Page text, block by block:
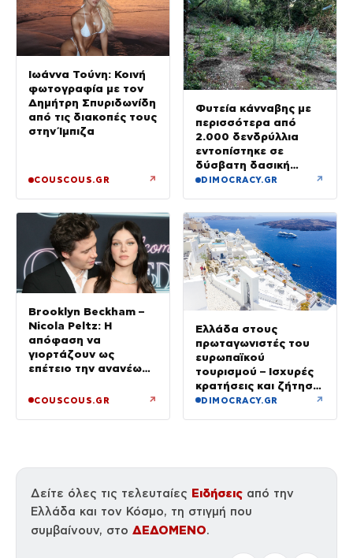
Ιωάννα Τούνη: Κοινή
φωτογραφία με τον
Δημήτρη Σπυριδωνίδη
από τις διακοπές τους
στην Ίμπιζα
COUSCOUS.GR ↗
Φυτεία κάνναβης με
περισσότερα από
2.000 δενδρύλλια
εντοπίστηκε σε
δύσβατη δασική
περιοχή στη Φθιώτιδα
DIMOCRACY.GR ↗
Brooklyn Beckham –
Nicola Peltz: Η
απόφαση να
γιορτάζουν ως
επέτειο την ανανέωση
«Είχε καταλήξει να
COUSCOUS.GR ↗
Ελλάδα στους
πρωταγωνιστές του
ευρωπαϊκού
τουρισμού – Ισχυρές
κρατήσεις και ζήτηση
πέρα από το
DIMOCRACY.GR ↗
Δείτε όλες τις τελευταίες Ειδήσεις από την
Ελλάδα και τον Κόσμο, τη στιγμή που
συμβαίνουν, στο ΔΕΔΟΜΕΝΟ.